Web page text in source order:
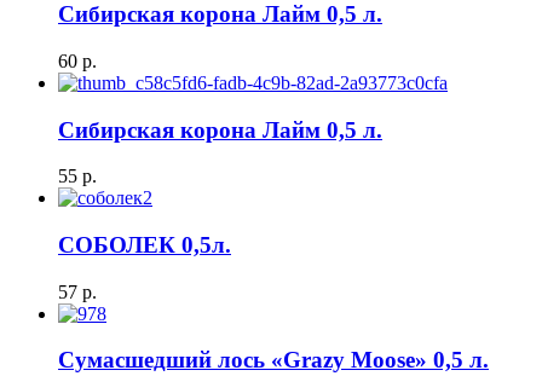
Сибирская корона Лайм 0,5 л.
60 р.
Сибирская корона Лайм 0,5 л.
55 р.
СОБОЛЕК 0,5л.
57 р.
Сумасшедший лось «Grazy Moose» 0,5 л.